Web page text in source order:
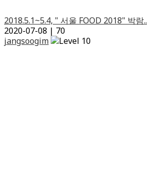
2018.5.1~5.4, " 서울 FOOD 2018" 박람..
2020-07-08 | 70
jangsoogim